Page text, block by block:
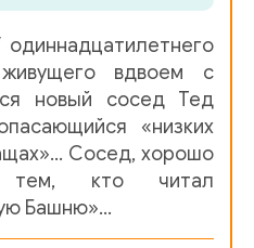
вдвоем с
новый сосед Тед
«низких
Сосед, хорошо
тем, кто читал
Башню»…